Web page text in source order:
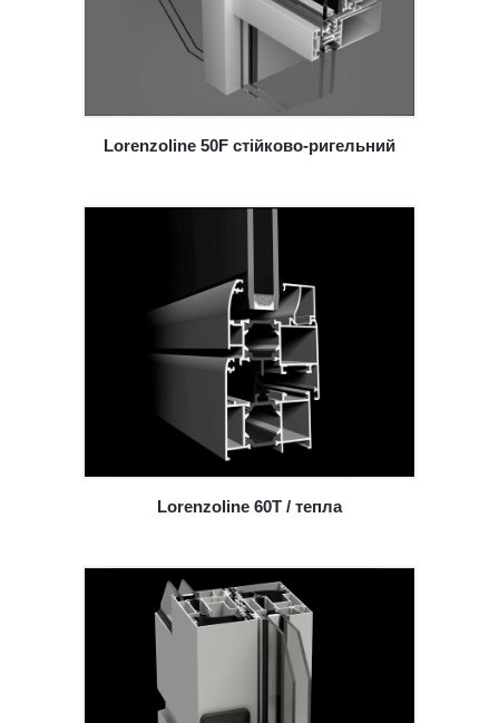
Lorenzoline 50F стійково-ригельний
Lorenzoline 60T / тепла